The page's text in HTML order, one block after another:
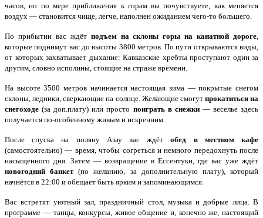
часов, но по мере приближения к горам вы почувствуете, как меняется
воздух — становится чище, легче, наполнен ожиданием чего-то большего.
По прибытии вас ждёт подъем на склоны горы на канатной дороге,
которые поднимут вас до высоты 3800 метров. По пути открываются виды,
от которых захватывает дыхание: Кавказские хребты проступают один за
другим, словно исполины, стоящие на страже времени.
На высоте 3500 метров начинается настоящая зима — покрытые снегом
склоны, ледники, сверкающие на солнце. Желающие смогут прокатиться на
снегоходе (за доп.плату) или просто поиграть в снежки— веселье здесь
получается по-особенному живым и искренним.
После спуска на поляну Азау вас ждётобед в местном кафе
(самостоятельно) — время, чтобы согреться и немного передохнуть после
насыщенного дня. Затем — возвращение в Ессентуки, где вас уже ждёт
новогодний банкет(по желанию, за дополнительную плату), который
начнётся в 22:00 и обещает быть ярким и запоминающимся.
Вас встретят уютный зал, праздничный стол, музыка и добрые лица. В
программе — танцы, конкурсы, живое общение и, конечно же, настоящий